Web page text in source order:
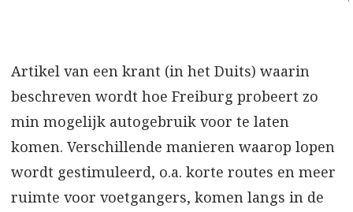
Artikel van een krant (in het Duits) waarin
beschreven wordt hoe Freiburg probeert zo
min mogelijk autogebruik voor te laten
komen. Verschillende manieren waarop lopen
wordt gestimuleerd, o.a. korte routes en meer
ruimte voor voetgangers, komen langs in de